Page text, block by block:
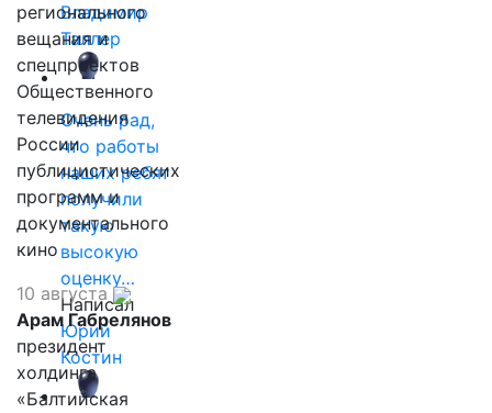
Владимир
Таллер
Очень рад,
что работы
наших ребят
получили
такую
высокую
оценку…
Написал
Юрий
Костин
регионального
вещания и
спецпроектов
Общественного
телевидения
России
публицистических
программ и
документального
кино
10 августа
Арам Габрелянов
президент
холдинга
«Балтийская